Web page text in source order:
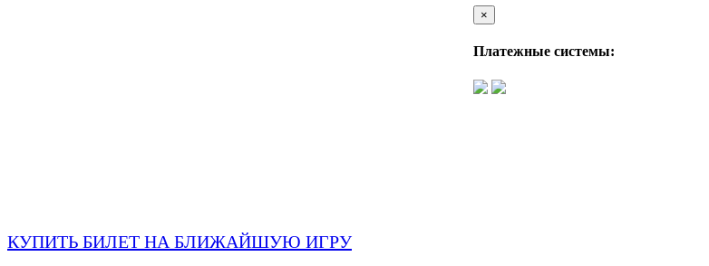
×
Платежные системы:
КУПИТЬ БИЛЕТ НА БЛИЖАЙШУЮ ИГРУ